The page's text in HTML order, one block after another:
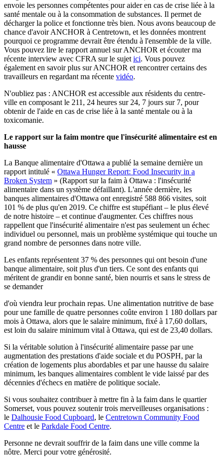
envoie les personnes compétentes pour aider en cas de crise liée à la
santé mentale ou à la consommation de substances. Il permet de
décharger la police et fonctionne très bien. Nous avons beaucoup de
chance d'avoir ANCHOR à Centretown, et les données montrent
pourquoi ce programme devrait être étendu à l'ensemble de la ville.
Vous pouvez lire le rapport annuel sur ANCHOR et écouter ma
récente interview avec CFRA sur le sujet ici. Vous pouvez
également en savoir plus sur ANCHOR et rencontrer certains des
travailleurs en regardant ma récente vidéo.
N'oubliez pas : ANCHOR est accessible aux résidents du centre-
ville en composant le 211, 24 heures sur 24, 7 jours sur 7, pour
obtenir de l'aide en cas de crise liée à la santé mentale ou à la
toxicomanie.
Le rapport sur la faim montre que l'insécurité alimentaire est en
hausse
La Banque alimentaire d'Ottawa a publié la semaine dernière un
rapport intitulé « Ottawa Hunger Report: Food Insecurity in a
Broken System » (Rapport sur la faim à Ottawa : l'insécurité
alimentaire dans un système défaillant). L'année dernière, les
banques alimentaires d'Ottawa ont enregistré 588 866 visites, soit
101 % de plus qu'en 2019. Ce chiffre est stupéfiant – le plus élevé
de notre histoire – et continue d'augmenter. Ces chiffres nous
rappellent que l'insécurité alimentaire n'est pas seulement un échec
individuel ou personnel, mais un problème systémique qui touche un
grand nombre de personnes dans notre ville.
Les enfants représentent 37 % des personnes qui ont besoin d'une
banque alimentaire, soit plus d'un tiers. Ce sont des enfants qui
méritent de grandir en bonne santé, bien nourris et sans le stress de
se demander
d'où viendra leur prochain repas. Une alimentation nutritive de base
pour une famille de quatre personnes coûte environ 1 180 dollars par
mois à Ottawa, alors que le salaire minimum, fixé à 17,60 dollars,
est loin du salaire minimum vital à Ottawa, qui est de 23,40 dollars.
Si la véritable solution à l'insécurité alimentaire passe par une
augmentation des prestations d'aide sociale et du POSPH, par la
création de logements plus abordables et par une hausse du salaire
minimum, les banques alimentaires comblent le vide laissé par des
décennies d'échecs en matière de politique sociale.
Si vous souhaitez contribuer à mettre fin à la faim dans le quartier
Somerset, vous pouvez soutenir trois merveilleuses organisations :
le Dalhousie Food Cupboard, le Centretown Community Food
Centre et le Parkdale Food Centre.
Personne ne devrait souffrir de la faim dans une ville comme la
nôtre. Merci pour votre générosité.